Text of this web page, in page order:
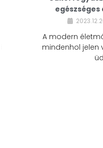
A modern
mindenhol jelen